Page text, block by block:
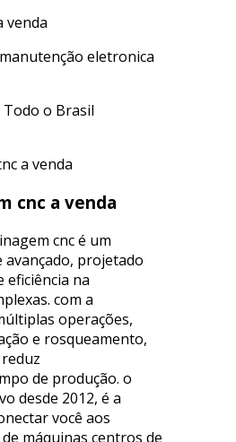
eletronica
o Brasil
cnc a venda
cnc é um
projetado
eficiência na
com a
operações,
e rosqueamento,
de produção. o
desde 2012, é a
você aos
máquinas centros de